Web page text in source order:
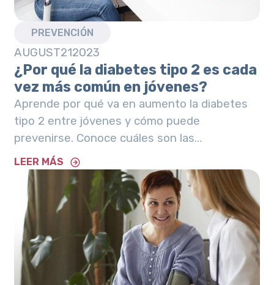
PREVENCIÓN
AUGUST212023
¿Por qué la diabetes tipo 2 es cada
vez más común en jóvenes?
Aprende por qué va en aumento la diabetes
tipo 2 entre jóvenes y cómo puede
prevenirse. Conoce cuáles son las
consecuencias de un diagnóstico precoz.
LEER MÁS